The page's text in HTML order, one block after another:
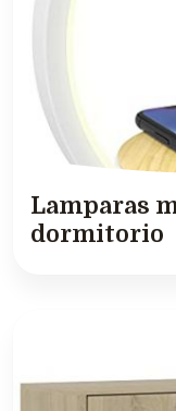
Lamparas
dormitorio